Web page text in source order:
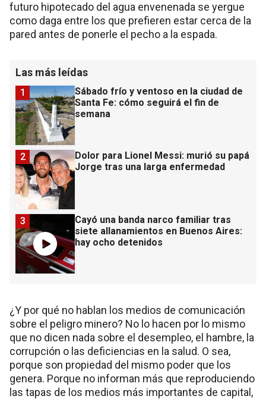
futuro hipotecado del agua envenenada se yergue
como daga entre los que prefieren estar cerca de la
pared antes de ponerle el pecho a la espada.
Las más leídas
Sábado frío y ventoso en la ciudad de
Santa Fe: cómo seguirá el fin de
semana
1
Dolor para Lionel Messi: murió su papá
Jorge tras una larga enfermedad
2
Cayó una banda narco familiar tras
siete allanamientos en Buenos Aires:
hay ocho detenidos
3
¿Y por qué no hablan los medios de comunicación
sobre el peligro minero? No lo hacen por lo mismo
que no dicen nada sobre el desempleo, el hambre, la
corrupción o las deficiencias en la salud. O sea,
porque son propiedad del mismo poder que los
genera. Porque no informan más que reproduciendo
las tapas de los medios más importantes de capital,